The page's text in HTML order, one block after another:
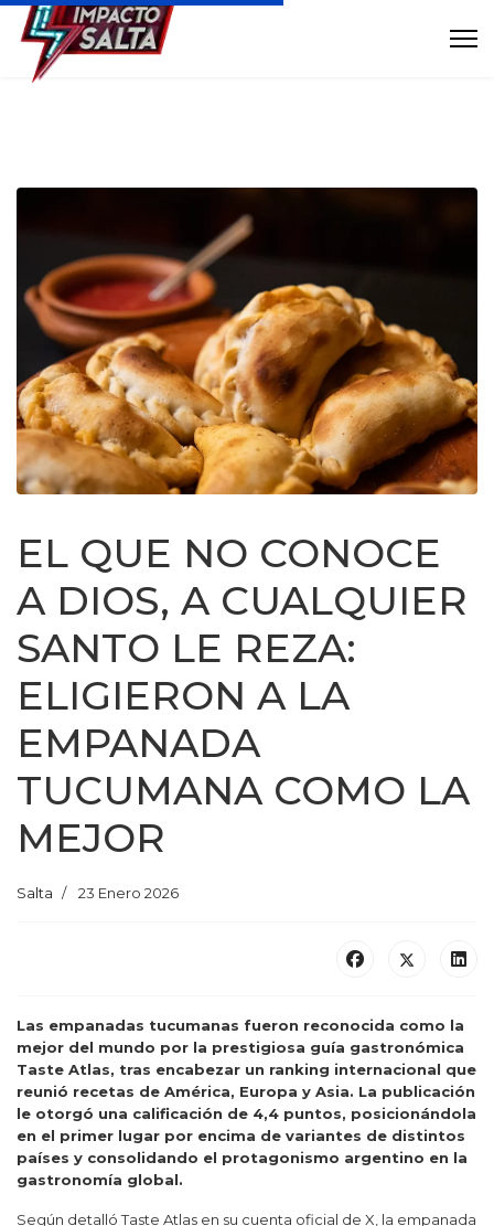
EL QUE NO CONOCE
A DIOS, A CUALQUIER
SANTO LE REZA:
ELIGIERON A LA
EMPANADA
TUCUMANA COMO LA
MEJOR
Salta 23 Enero 2026
Las empanadas tucumanas fueron reconocida como la
mejor del mundo por la prestigiosa guía gastronómica
Taste Atlas, tras encabezar un ranking internacional que
reunió recetas de América, Europa y Asia. La publicación
le otorgó una calificación de 4,4 puntos, posicionándola
en el primer lugar por encima de variantes de distintos
países y consolidando el protagonismo argentino en la
gastronomía global.
Según detalló Taste Atlas en su cuenta oficial de X, la empanada